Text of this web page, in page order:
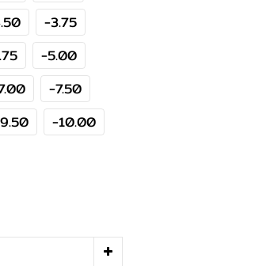
-3.75
-5.00
-7.50
-10.00